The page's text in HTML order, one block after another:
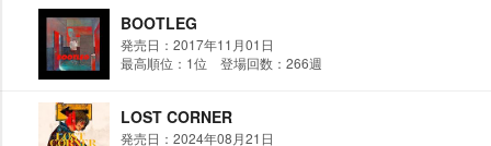
BOOTLEG
発売日：2017年11月01日
最高順位：1位 登場回数：266週
LOST CORNER
発売日：2024年08月21日